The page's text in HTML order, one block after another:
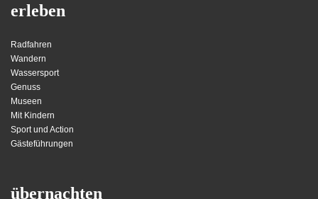
erleben
Radfahren
Wandern
Wassersport
Genuss
Museen
Mit Kindern
Sport und Action
Gästeführungen
übernachten